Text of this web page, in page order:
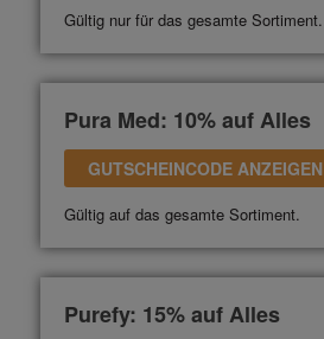
Gültig nur für das gesamte Sortiment.
Pura Med: 10% auf Alles
GUTSCHEINCODE ANZEIGEN
Gültig auf das gesamte Sortiment.
Purefy: 15% auf Alles